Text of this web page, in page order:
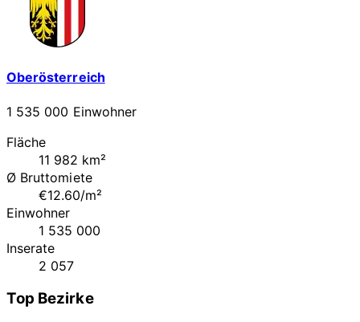
Oberösterreich
1 535 000 Einwohner
Fläche
11 982 km²
Ø Bruttomiete
€12.60/m²
Einwohner
1 535 000
Inserate
2 057
Top Bezirke